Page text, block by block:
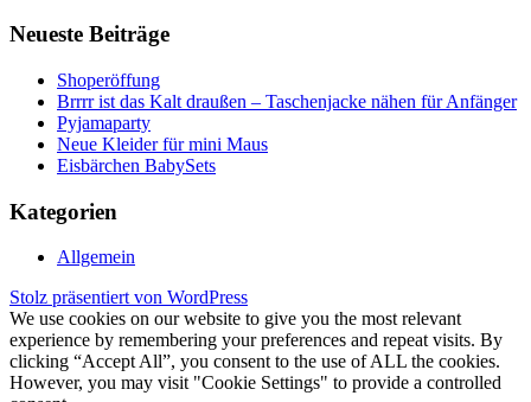
Neueste Beiträge
Shoperöffung
Brrrr ist das Kalt draußen – Taschenjacke nähen für Anfänger
Pyjamaparty
Neue Kleider für mini Maus
Eisbärchen BabySets
Kategorien
Allgemein
Stolz präsentiert von WordPress
We use cookies on our website to give you the most relevant
experience by remembering your preferences and repeat visits. By
clicking “Accept All”, you consent to the use of ALL the cookies.
However, you may visit "Cookie Settings" to provide a controlled